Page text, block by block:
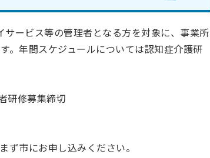
ービス等の管理者となる方を対象に、事業所
。年間スケジュールについては認知症介護研
研修募集締切
市にお申し込みください。